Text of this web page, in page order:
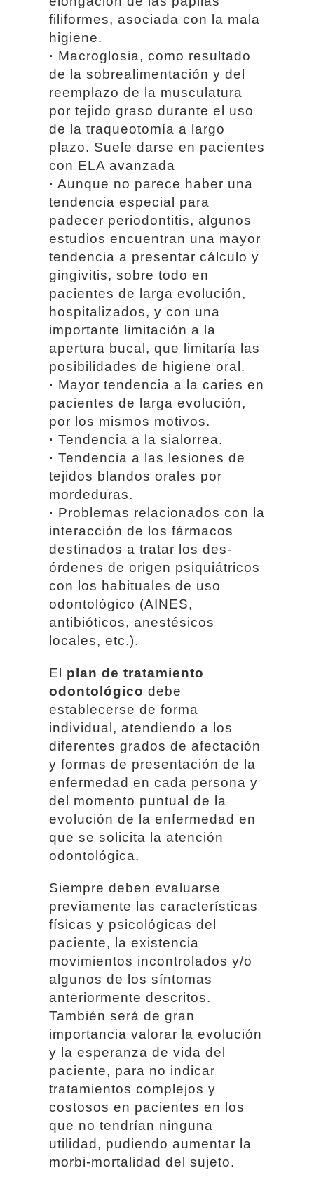
filiformes, asociada con la mala
higiene.
· Macroglosia, como resultado
de la sobrealimentación y del
reemplazo de la musculatura
por tejido graso durante el uso
de la traqueotomía a largo
plazo. Suele darse en pacientes
con ELA avanzada
· Aunque no parece haber una
tendencia especial para
padecer periodontitis, algunos
estudios encuentran una mayor
tendencia a presentar cálculo y
gingivitis, sobre todo en
pacientes de larga evolución,
hospitalizados, y con una
importante limitación a la
apertura bucal, que limitaría las
posibilidades de higiene oral.
· Mayor tendencia a la caries en
pacientes de larga evolución,
por los mismos motivos.
· Tendencia a la sialorrea.
· Tendencia a las lesiones de
tejidos blandos orales por
mordeduras.
· Problemas relacionados con la
interacción de los fármacos
destinados a tratar los des-
órdenes de origen psiquiátricos
con los habituales de uso
odontológico (AINES,
antibióticos, anestésicos
locales, etc.).
El plan de tratamiento
odontológico debe
establecerse de forma
individual, atendiendo a los
diferentes grados de afectación
y formas de presentación de la
enfermedad en cada persona y
del momento puntual de la
evolución de la enfermedad en
que se solicita la atención
odontológica.
Siempre deben evaluarse
previamente las características
físicas y psicológicas del
paciente, la existencia
movimientos incontrolados y/o
algunos de los síntomas
anteriormente descritos.
También será de gran
importancia valorar la evolución
y la esperanza de vida del
paciente, para no indicar
tratamientos complejos y
costosos en pacientes en los
que no tendrían ninguna
utilidad, pudiendo aumentar la
morbi-mortalidad del sujeto.